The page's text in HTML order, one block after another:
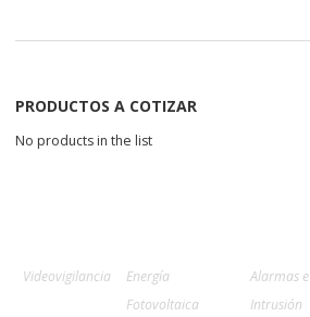
PRODUCTOS A COTIZAR
No products in the list
Videovigilancia
Energía
Fotovoltaica
Alarmas e
Intrusión